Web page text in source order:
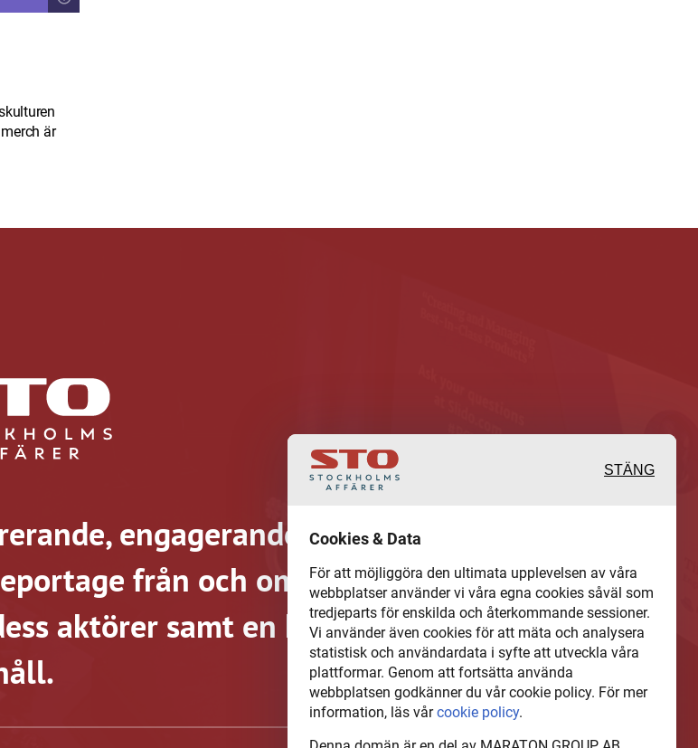
är
engagerande och värdefulla berättelser
från och om det lokala näringslivet
aktörer samt en hel del annan läsvärt
STÄNG
Cookies & Data
För att möjliggöra den ultimata upplevelsen av våra
webbplatser använder vi våra egna cookies såväl som
tredjeparts för enskilda och återkommande sessioner.
Vi använder även cookies för att mäta och analysera
statistisk och användardata i syfte att utveckla våra
plattformar. Genom att fortsätta använda
webbplatsen godkänner du vår cookie policy. För mer
information, läs vårcookie policy.